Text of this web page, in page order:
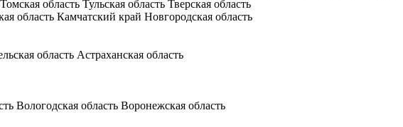
Томская область Тульская область Тверская область
область Камчатский край Новгородская область
область Астраханская область
Вологодская область Воронежская область